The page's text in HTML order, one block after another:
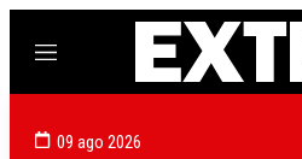
Menú
09 ago 2026